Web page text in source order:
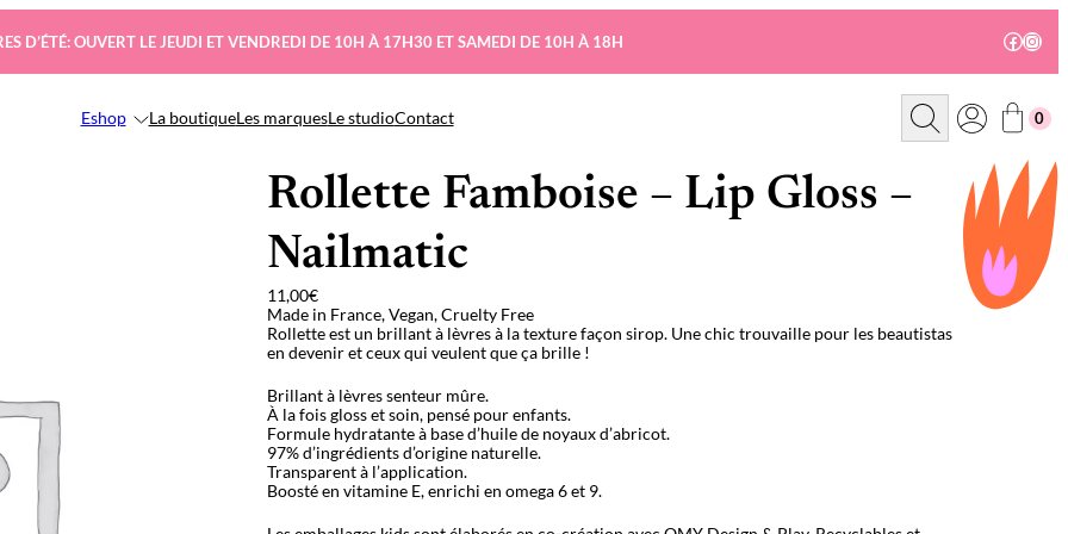
D’ÉTÉ: OUVERT LE JEUDI ET VENDREDI DE 10H À 17H30 ET SAMEDI DE 10H À 18H
Eshop La boutiqueLes marquesLe studioContact
R
c
r
0
Rollette Famboise – Lip Gloss –
Nailmatic
11,00€
Made in France, Vegan, Cruelty Free
Rollette est un brillant à lèvres à la texture façon sirop. Une chic trouvaille pour les beautistas
en devenir et ceux qui veulent que ça brille !
Brillant à lèvres senteur mûre.
À la fois gloss et soin, pensé pour enfants.
Formule hydratante à base d’huile de noyaux d’abricot.
97% d’ingrédients d’origine naturelle.
Transparent à l’application.
Boosté en vitamine E, enrichi en omega 6 et 9.